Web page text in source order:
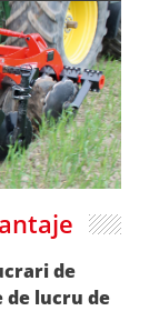
de
de lucru de